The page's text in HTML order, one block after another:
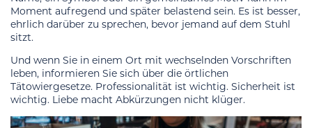
Moment aufregend und später belastend sein. Es ist besser,
ehrlich darüber zu sprechen, bevor jemand auf dem Stuhl
sitzt.
Und wenn Sie in einem Ort mit wechselnden Vorschriften
leben, informieren Sie sich über die örtlichen
Tätowiergesetze. Professionalität ist wichtig. Sicherheit ist
wichtig. Liebe macht Abkürzungen nicht klüger.